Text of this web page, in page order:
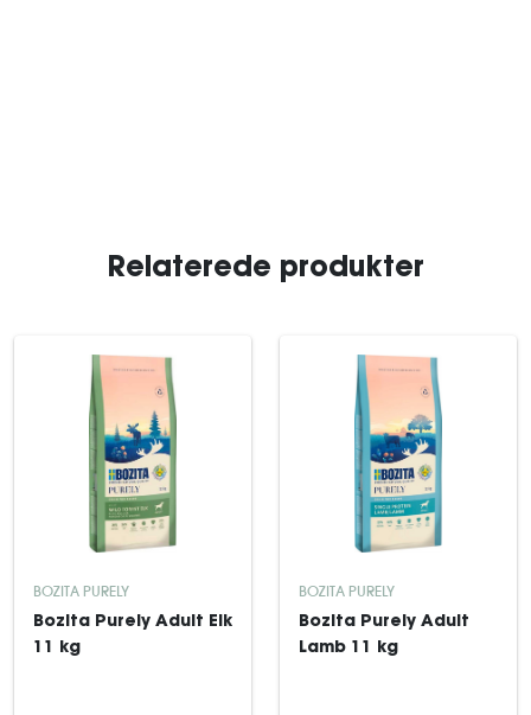
Relaterede produkter
BOZITA PURELY
Bozita Purely Adult Elk
11 kg
BOZITA PURELY
Bozita Purely Adult
Lamb 11 kg